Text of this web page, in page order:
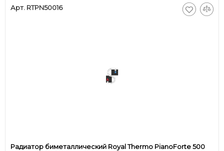
Арт. RTPN50016
Радиатор биметаллический Royal Thermo PianoForte 500